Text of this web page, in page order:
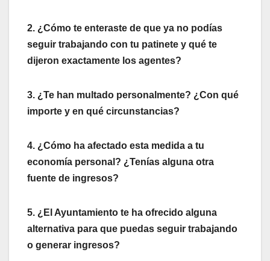
2. ¿Cómo te enteraste de que ya no podías
seguir trabajando con tu patinete y qué te
dijeron exactamente los agentes?
3. ¿Te han multado personalmente? ¿Con qué
importe y en qué circunstancias?
4. ¿Cómo ha afectado esta medida a tu
economía personal? ¿Tenías alguna otra
fuente de ingresos?
5. ¿El Ayuntamiento te ha ofrecido alguna
alternativa para que puedas seguir trabajando
o generar ingresos?